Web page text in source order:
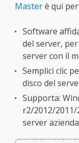
Masterè qui
Software
del server,
server con il
Semplici clic
disco del
Supporta:
r2/2012/2011/
server